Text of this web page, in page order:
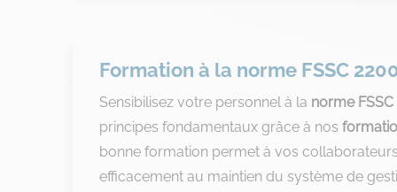
Formation à la norme FSSC
Sensibilisez votre personnel à la norme
principes fondamentaux grâce à nos
bonne formation permet à vos
efficacement au maintien du système de